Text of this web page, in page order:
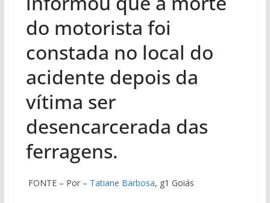
do motorista foi
constada no local do
acidente depois da
vítima ser
desencarcerada das
ferragens.
FONTE – Por – Tatiane Barbosa, g1 Goiás